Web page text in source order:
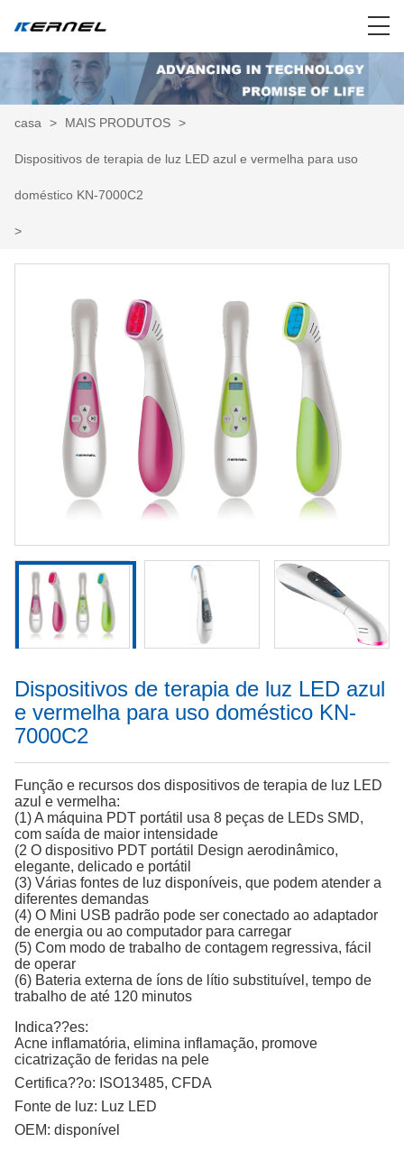
casa > MAIS PRODUTOS >
Dispositivos de terapia de luz LED azul e vermelha para uso
doméstico KN-7000C2
>
Dispositivos de terapia de luz LED azul
e vermelha para uso doméstico KN-
7000C2
Função e recursos dos dispositivos de terapia de luz LED
azul e vermelha:
(1) A máquina PDT portátil usa 8 peças de LEDs SMD,
com saída de maior intensidade
(2 O dispositivo PDT portátil Design aerodinâmico,
elegante, delicado e portátil
(3) Várias fontes de luz disponíveis, que podem atender a
diferentes demandas
(4) O Mini USB padrão pode ser conectado ao adaptador
de energia ou ao computador para carregar
(5) Com modo de trabalho de contagem regressiva, fácil
de operar
(6) Bateria externa de íons de lítio substituível, tempo de
trabalho de até 120 minutos
Indica??es:
Acne inflamatória, elimina inflamação, promove
cicatrização de feridas na pele
Certifica??o: ISO13485, CFDA
Fonte de luz: Luz LED
OEM: disponível